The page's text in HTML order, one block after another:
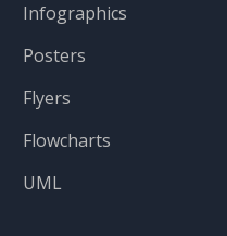
Infographics
Posters
Flyers
Flowcharts
UML